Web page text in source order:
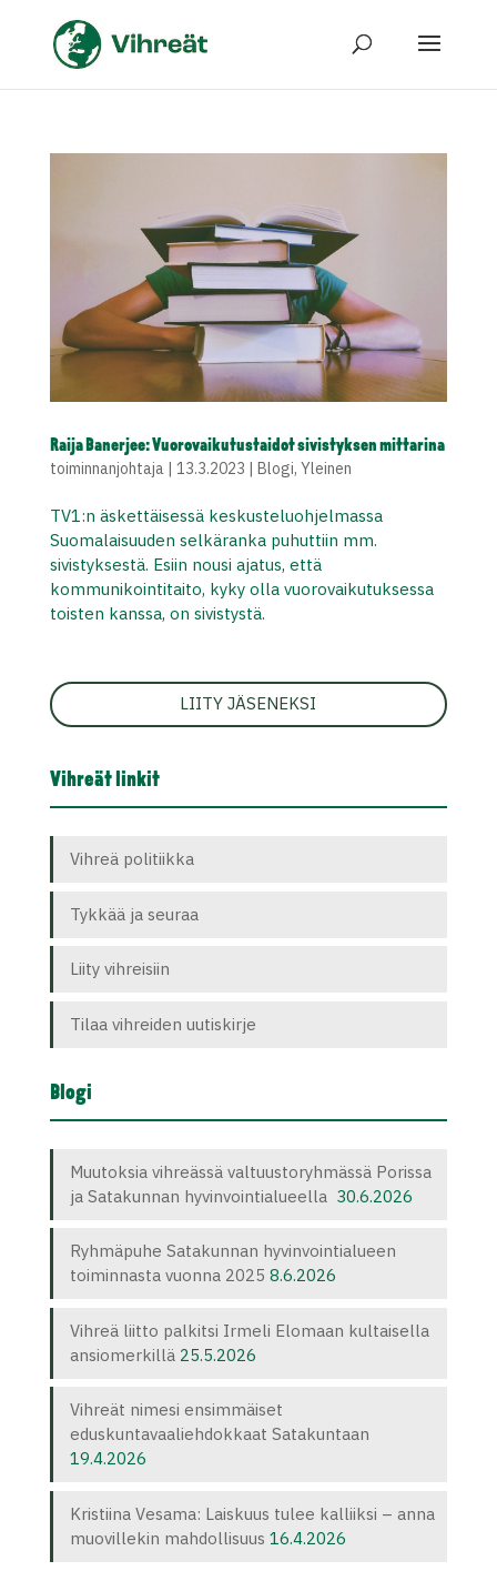
Raija Banerjee: Vuorovaikutustaidot sivistyksen mittarina
toiminnanjohtaja| 13.3.2023 | Blogi, Yleinen
TV1:n äskettäisessä keskusteluohjelmassa
Suomalaisuuden selkäranka puhuttiin mm.
sivistyksestä. Esiin nousi ajatus, että
kommunikointitaito, kyky olla vuorovaikutuksessa
toisten kanssa, on sivistystä.
LIITY JÄSENEKSI
Vihreät linkit
Vihreä politiikka
Tykkää ja seuraa
Liity vihreisiin
Tilaa vihreiden uutiskirje
Blogi
Muutoksia vihreässä valtuustoryhmässä Porissa
ja Satakunnan hyvinvointialueella 30.6.2026
Ryhmäpuhe Satakunnan hyvinvointialueen
toiminnasta vuonna 2025 8.6.2026
Vihreä liitto palkitsi Irmeli Elomaan kultaisella
ansiomerkillä 25.5.2026
Vihreät nimesi ensimmäiset
eduskuntavaaliehdokkaat Satakuntaan
19.4.2026
Kristiina Vesama: Laiskuus tulee kalliiksi – anna
muovillekin mahdollisuus 16.4.2026